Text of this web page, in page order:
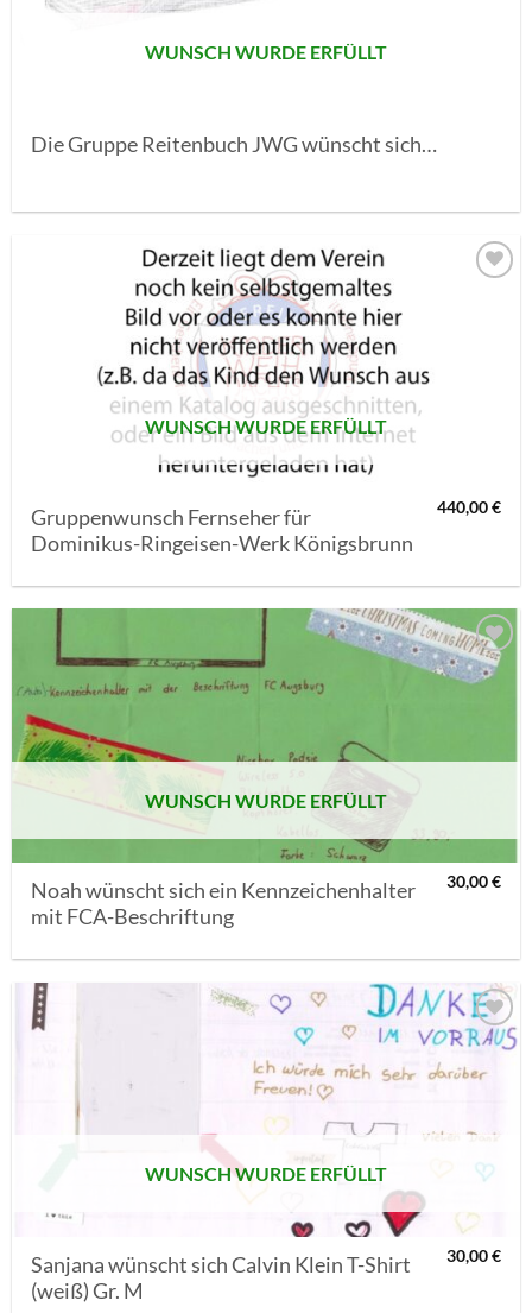
WUNSCH WURDE ERFÜLLT
Die Gruppe Reitenbuch JWG wünscht sich…
WUNSCH WURDE ERFÜLLT
Gruppenwunsch Fernseher für
Dominikus-Ringeisen-Werk Königsbrunn
440,00€
AUF MEINE
WUNSCH WURDE ERFÜLLT
Noah wünscht sich ein Kennzeichenhalter
mit FCA-Beschriftung
30,00€
AUF MEINE
MERKLISTE
WUNSCH WURDE ERFÜLLT
Sanjana wünscht sich Calvin Klein T-Shirt
(weiß) Gr. M
30,00€